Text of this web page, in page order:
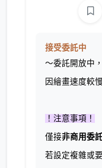
接受委託中
～委託開放中
因繪畫速度較
！注意事項！
僅接非商用委
若設定複雜或